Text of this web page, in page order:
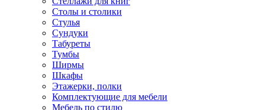
Столы и столики
Стулья
Сундуки
Табуреты
Тумбы
Ширмы
Шкафы
Этажерки, полки
Комплектующие для мебели
Мебель по стилю